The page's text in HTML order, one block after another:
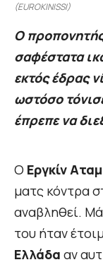
(EUROKINISSI)
Ο
σαφέστατα
εκτός έδρας
ωστόσο
έπρεπε να
Ο Εργκίν
ματς κόντρα
αναβληθεί.
του ήταν
Ελλάδα αν